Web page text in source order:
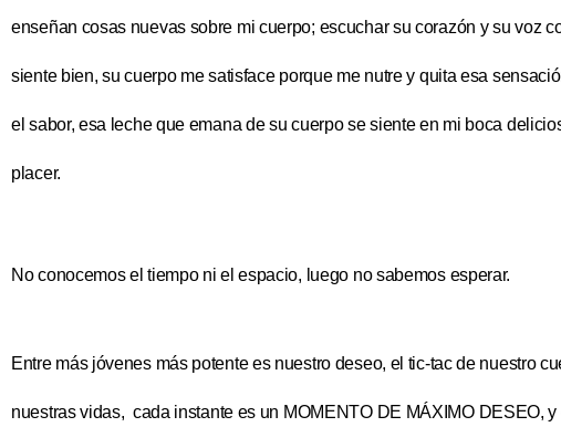
enseñan cosas nuevas sobre mi cuerpo; escuchar su corazón y su voz
siente bien, su cuerpo me satisface porque me nutre y quita esa
el sabor, esa leche que emana de su cuerpo se siente en mi boca
placer.
No conocemos el tiempo ni el espacio, luego no sabemos esperar.
Entre más jóvenes más potente es nuestro deseo, el tic-tac de nuestro
nuestras vidas, cada instante es un MOMENTO DE MÁXIMO DESEO,